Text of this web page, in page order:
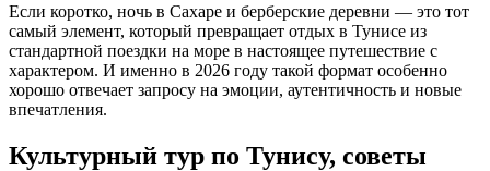
Если коротко, ночь в Сахаре и берберские деревни — это тот
самый элемент, который превращает отдых в Тунисе из
стандартной поездки на море в настоящее путешествие с
характером. И именно в 2026 году такой формат особенно
хорошо отвечает запросу на эмоции, аутентичность и новые
впечатления.
Культурный тур по Тунису, советы